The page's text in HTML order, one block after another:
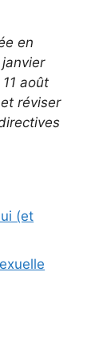
en
août
réviser
(et